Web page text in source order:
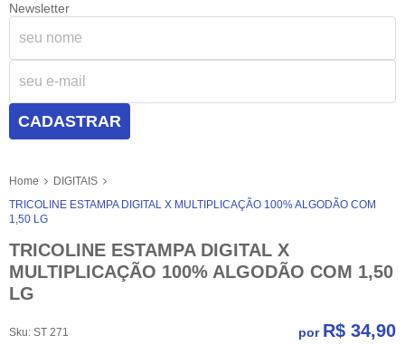
Newsletter
CADASTRAR
Home
DIGITAIS
TRICOLINE ESTAMPA DIGITAL X MULTIPLICAÇÃO 100% ALGODÃO COM
1,50 LG
TRICOLINE ESTAMPA DIGITAL X
MULTIPLICAÇÃO 100% ALGODÃO COM 1,50
LG
Sku: ST 271
por R$ 34,90